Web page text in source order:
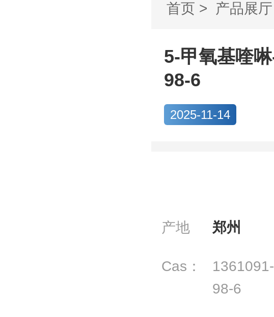
首页 > 产品展厅
喹啉-3-羧酸；
5-甲氧基喹
98-6
2025-11-14
产地 郑州
Cas：
1361091-
98-6